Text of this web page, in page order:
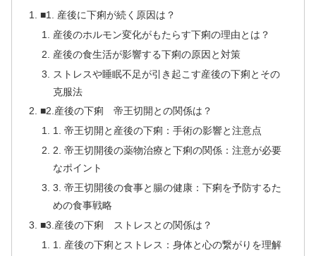
■1. 産後に下痢が続く原因は？
産後のホルモン変化がもたらす下痢の理由とは？
産後の食生活が影響する下痢の原因と対策
ストレスや睡眠不足が引き起こす産後の下痢とその
克服法
■2.産後の下痢 帝王切開との関係は？
1. 帝王切開と産後の下痢：手術の影響と注意点
2. 帝王切開後の薬物治療と下痢の関係：注意が必要
なポイント
3. 帝王切開後の食事と腸の健康：下痢を予防するた
めの食事戦略
■3.産後の下痢 ストレスとの関係は？
1. 産後の下痢とストレス：身体と心の繋がりを理解